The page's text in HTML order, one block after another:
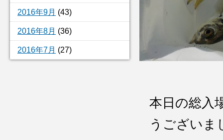
2016年9月 (43)
2016年8月 (36)
2016年7月 (27)
本日の総入
うございま